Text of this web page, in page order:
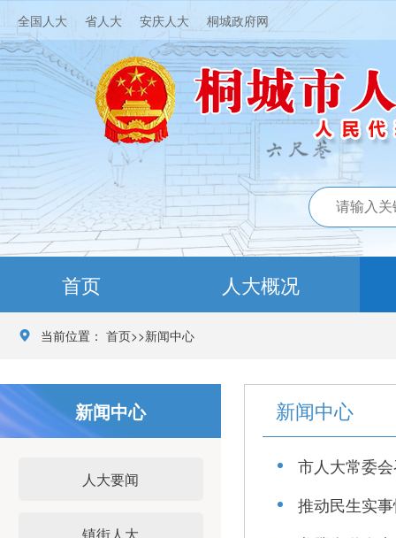
全国人大 省人大 安庆人大 桐城政府网
首页 人大概况
 当前位置： 首页>>新闻中心
新闻中心
人大要闻
新闻中心
市人大常委
推动民生实